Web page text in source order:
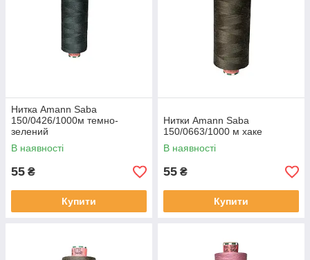
Нитка Amann Saba
150/0426/1000м темно-
зелений
В наявності
55 ₴
Купити
Нитки Amann Saba
150/0663/1000 м хаке
В наявності
55 ₴
Купити